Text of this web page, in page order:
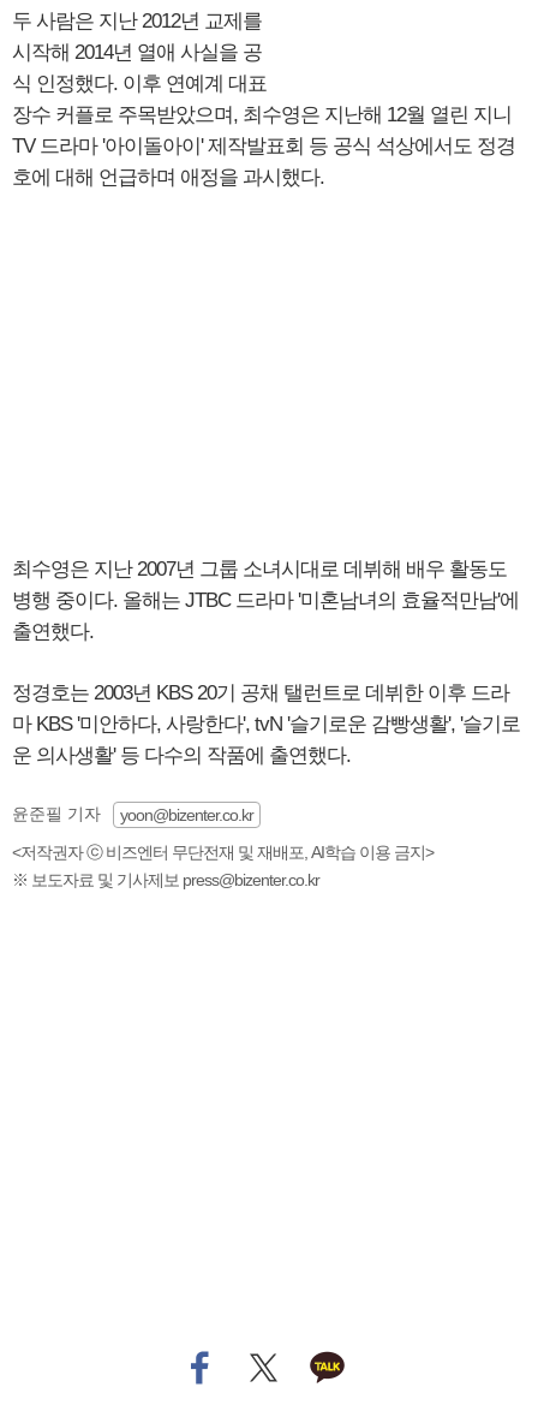
두 사람은 지난 2012년 교제를
시작해 2014년 열애 사실을 공
식 인정했다. 이후 연예계 대표
장수 커플로 주목받았으며, 최수영은 지난해 12월 열린 지니
TV 드라마 '아이돌아이' 제작발표회 등 공식 석상에서도 정경
호에 대해 언급하며 애정을 과시했다.
최수영은 지난 2007년 그룹 소녀시대로 데뷔해 배우 활동도
병행 중이다. 올해는 JTBC 드라마 '미혼남녀의 효율적만남'에
출연했다.
정경호는 2003년 KBS 20기 공채 탤런트로 데뷔한 이후 드라
마 KBS '미안하다, 사랑한다', tvN '슬기로운 감빵생활', '슬기로
운 의사생활' 등 다수의 작품에 출연했다.
윤준필 기자
yoon@bizenter.co.kr
<저작권자 ⓒ 비즈엔터 무단전재 및 재배포, AI학습 이용 금지>
※ 보도자료 및 기사제보 press@bizenter.co.kr